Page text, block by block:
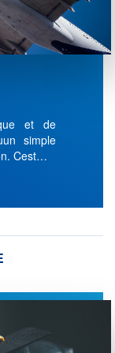
et de
simple
Cest…